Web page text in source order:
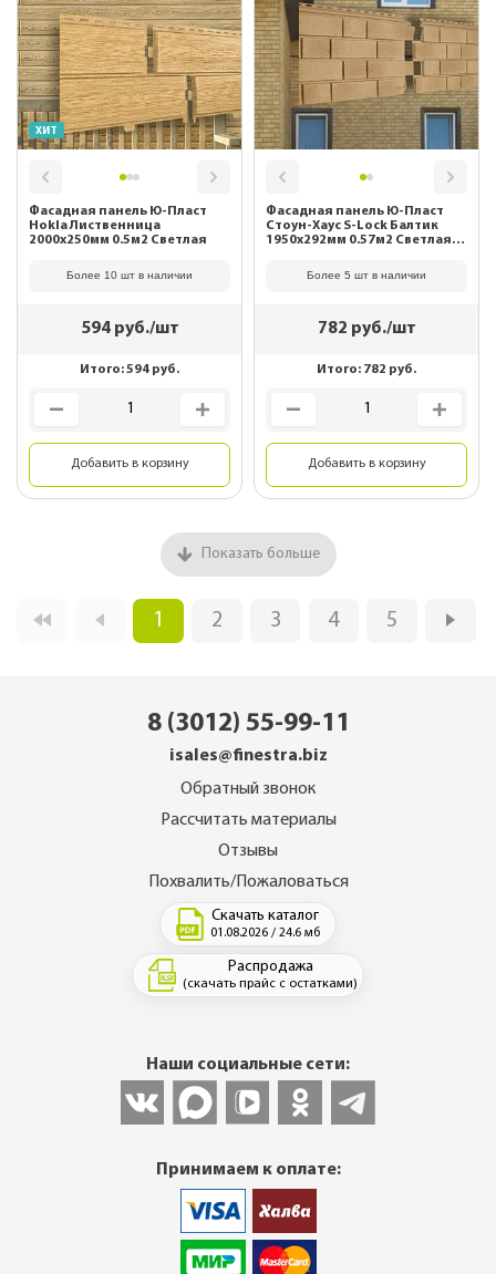
ХИТ
Фасадная панель Ю-Пласт
Hokla Лиственница
2000х250мм 0.5м2 Светлая
Более 10 шт в наличии
594руб./шт
Итого:594 руб.
Добавить в корзину
Фасадная панель Ю-Пласт
Стоун-Хаус S-Lock Балтик
1950х292мм 0.57м2 Светлая
Более 5 шт в наличии
782 руб./шт
Итого: 782 руб.
Добавить в корзину
Показать больше
1 2 3 4 5
8 (3012) 55-99-11
isales@finestra.biz
Обратный звонок
Рассчитать материалы
Отзывы
Похвалить/Пожаловаться
Скачать каталог
01.08.2026 / 24.6 мб
Распродажа
(скачать прайс с остатками)
Наши социальные сети:
Принимаем к оплате: